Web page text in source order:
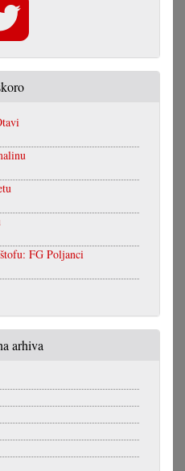
FG Poljanci
arhiva